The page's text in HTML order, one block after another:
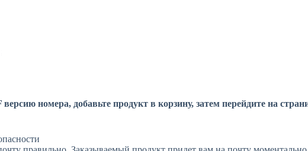
номера, добавьте продукт в корзину, затем перейдите на